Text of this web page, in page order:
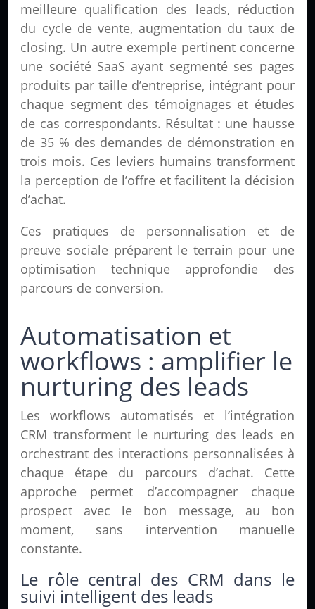
meilleure qualification des leads, réduction
du cycle de vente, augmentation du taux de
closing. Un autre exemple pertinent concerne
une société SaaS ayant segmenté ses pages
produits par taille d’entreprise, intégrant pour
chaque segment des témoignages et études
de cas correspondants. Résultat : une hausse
de 35 % des demandes de démonstration en
trois mois. Ces leviers humains transforment
la perception de l’offre et facilitent la décision
d’achat.
Ces pratiques de personnalisation et de
preuve sociale préparent le terrain pour une
optimisation technique approfondie des
parcours de conversion.
Automatisation et
workflows : amplifier le
nurturing des leads
Les workflows automatisés et l’intégration
CRM transforment le nurturing des leads en
orchestrant des interactions personnalisées à
chaque étape du parcours d’achat. Cette
approche permet d’accompagner chaque
prospect avec le bon message, au bon
moment, sans intervention manuelle
constante.
Le rôle central des CRM dans le
suivi intelligent des leads